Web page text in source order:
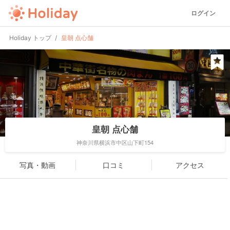
ログイン
Holiday トップ 皇朝 点心舗
皇朝 点心舗
神奈川県横浜市中区山下町154
写真・動画 口コミ アクセス